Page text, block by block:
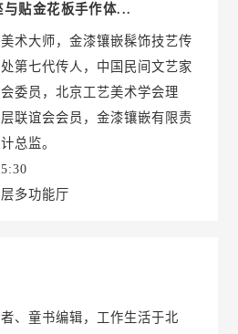
贴金花板手作体...
术大师，金漆镶嵌髹饰技艺传
第七代传人，中国民间文艺家
委员，北京工艺美术学会理
联谊会会员，金漆镶嵌有限责
总监。
多功能厅
、童书编辑，工作生活于北